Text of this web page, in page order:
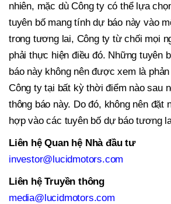
nhiên, mặc dù Công ty có thể lựa
tuyên bố mang tính dự báo này vào
trong tương lai, Công ty từ chối mọi
phải thực hiện điều đó. Những tuyên
báo này không nên được xem là
Công ty tại bất kỳ thời điểm nào sau
thông báo này. Do đó, không nên đặt
hợp vào các tuyên bố dự báo tương
Liên hệ Quan hệ Nhà đầu tư
investor@lucidmotors.com
Liên hệ Truyền thông
media@lucidmotors.com